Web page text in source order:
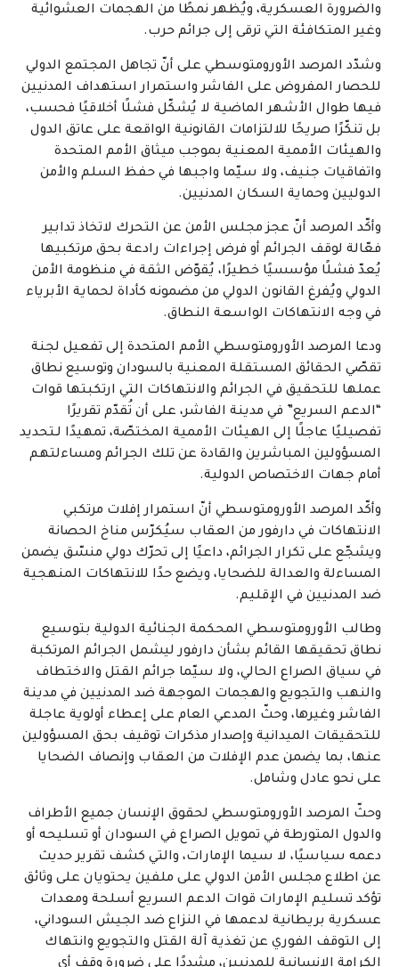
والضرورة العسكرية، ويُظهر نمطًا من الهجمات العشوائية
وغير المتكافئة التي ترقى إلى جرائم حرب.
وشدّد المرصد الأورومتوسطي على أنّ تجاهل المجتمع الدولي
للحصار المفروض على الفاشر واستمرار استهداف المدنيين
فيها طوال الأشهر الماضية لا يُشكّل فشلًا أخلاقيًا فحسب،
بل تنكّرًا صريحًا للالتزامات القانونية الواقعة على عاتق الدول
والهيئات الأممية المعنية بموجب ميثاق الأمم المتحدة
واتفاقيات جنيف، ولا سيّما واجبها في حفظ السلم والأمن
الدوليين وحماية السكان المدنيين.
وأكّد المرصد أنّ عجز مجلس الأمن عن التحرك لاتخاذ تدابير
فعّالة لوقف الجرائم أو فرض إجراءات رادعة بحق مرتكبيها
يُعدّ فشلًا مؤسسيًا خطيرًا، يُقوّض الثقة في منظومة الأمن
الدولي ويُفرغ القانون الدولي من مضمونه كأداة لحماية الأبرياء
في وجه الانتهاكات الواسعة النطاق.
ودعا المرصد الأورومتوسطي الأمم المتحدة إلى تفعيل لجنة
تقصّي الحقائق المستقلة المعنية بالسودان وتوسيع نطاق
عملها للتحقيق في الجرائم والانتهاكات التي ارتكبتها قوات
“الدعم السريع” في مدينة الفاشر، على أن تُقدّم تقريرًا
تفصيليًا عاجلًا إلى الهيئات الأممية المختصّة، تمهيدًا لـتحديد
المسؤولين المباشرين والقادة عن تلك الجرائم ومساءلتهم
أمام جهات الاختصاص الدولية.
وأكّد المرصد الأورومتوسطي أنّ استمرار إفلات مرتكبي
الانتهاكات في دارفور من العقاب سيُكرّس مناخ الحصانة
ويشجّع على تكرار الجرائم، داعيًا إلى تحرّك دولي منسّق يضمن
المساءلة والعدالة للضحايا، ويضع حدًا للانتهاكات المنهجية
ضد المدنيين في الإقليم.
وطالب الأورومتوسطي المحكمة الجنائية الدولية بتوسيع
نطاق تحقيقها القائم بشأن دارفور ليشمل الجرائم المرتكبة
في سياق الصراع الحالي، ولا سيّما جرائم القتل والاختطاف
والنهب والتجويع والهجمات الموجهة ضد المدنيين في مدينة
الفاشر وغيرها، وحثّ المدعي العام على إعطاء أولوية عاجلة
للتحقيقات الميدانية وإصدار مذكرات توقيف بحق المسؤولين
عنها، بما يضمن عدم الإفلات من العقاب وإنصاف الضحايا
على نحو عادل وشامل.
وحثّ المرصد الأورومتوسطي لحقوق الإنسان جميع الأطراف
والدول المتورطة في تمويل الصراع في السودان أو تسليحه أو
دعمه سياسيًا، لا سيما الإمارات، والتي كشف تقرير حديث
عن اطلاع مجلس الأمن الدولي على ملفين يحتويان على وثائق
تؤكد تسليم الإمارات قوات الدعم السريع أسلحة ومعدات
عسكرية بريطانية لدعمها في النزاع ضد الجيش السوداني،
إلى التوقف الفوري عن تغذية آلة القتل والتجويع وانتهاك
الكرامة الإنسانية للمدنيين، مشددًا على ضرورة وقف أي